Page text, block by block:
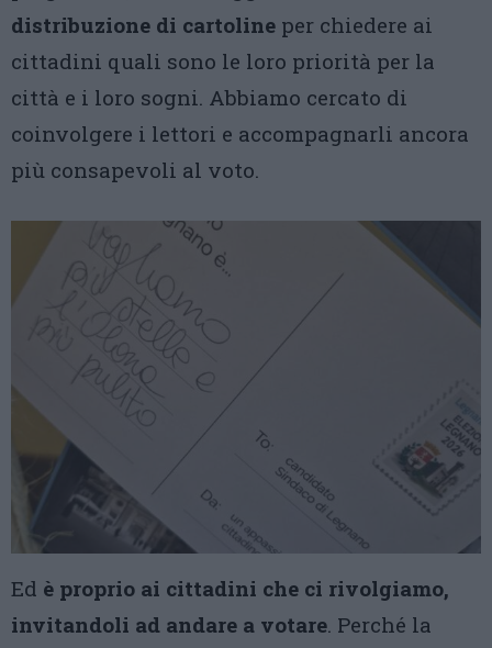
distribuzione di cartoline per chiedere ai
cittadini quali sono le loro priorità per la
città e i loro sogni. Abbiamo cercato di
coinvolgere i lettori e accompagnarli ancora
più consapevoli al voto.
Ed è proprio ai cittadini che ci rivolgiamo,
invitandoli ad andare a votare. Perché la